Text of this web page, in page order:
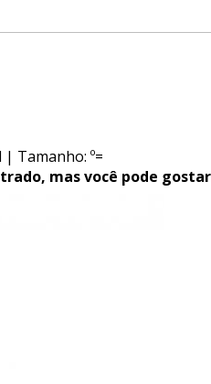
| Tamanho: º=
mas você pode